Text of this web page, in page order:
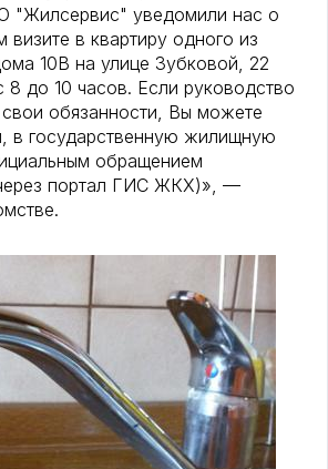
"Жилсервис" уведомили нас о
визите в квартиру одного из
10В на улице Зубковой, 22
8 до 10 часов. Если руководство
обязанности, Вы можете
в государственную жилищную
обращением
портал ГИС ЖКХ)», —